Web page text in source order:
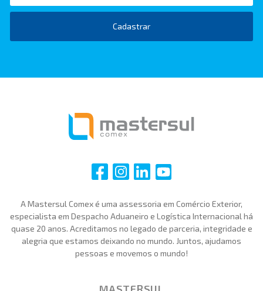
Cadastrar
i i i i
A Mastersul Comex é uma assessoria em Comércio Exterior,
especialista em Despacho Aduaneiro e Logística Internacional há
quase 20 anos. Acreditamos no legado de parceria, integridade e
alegria que estamos deixando no mundo. Juntos, ajudamos
pessoas e movemos o mundo!